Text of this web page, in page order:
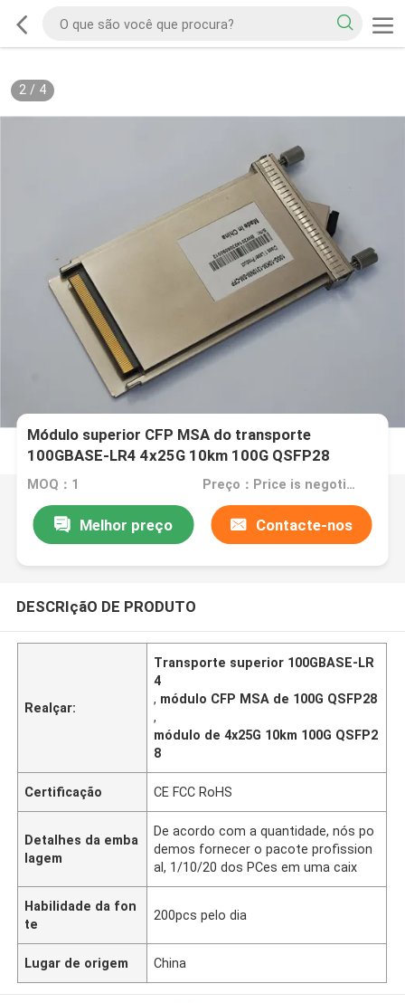
2/ 4
Módulo superior CFP MSA do transporte
100GBASE-LR4 4x25G 10km 100G QSFP28
MOQ：1 Preço：Price is negotiable
Melhor preço Contacte-nos
DESCRIçãO DE PRODUTO
Realçar:
Transporte superior 100GBASE-LR
4
, módulo CFP MSA de 100G QSFP28
,
módulo de 4x25G 10km 100G QSFP2
8
Certificação CE FCC RoHS
Detalhes da emba
lagem
De acordo com a quantidade, nós po
demos fornecer o pacote profission
al, 1/10/20 dos PCes em uma caix
Habilidade da fon
te
200pcs pelo dia
Lugar de origem China